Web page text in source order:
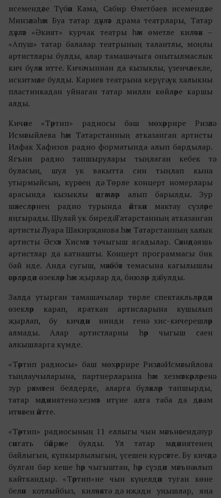
исемендәге Түбән Кама, Сабир Өметбаев исемендәге
Минзәлә һәм Буа татар дәүләт драма театрлары, Татар
дәүләт «Әкият» курчак театры һәм өметле киләчәк –
«Апуш» татар балалар театрының талантлы, моңлы
артистлары булды, алар тамашачыга онытылмаслык
кич бүләк итте. Кичә чыннан да кызыклы, үзенчәлекле,
искитмәле булды. Кариев театрына керүгә үк халыкны
пластинкадан уйнаган татар милли көйләре каршы
алды.
Кичәне «Тәртип» радиосы баш мөхәррире Ризәлә
Исмәгыйлева һәм Татарстанның атказанган артисты
Илфак Хафизов радио форматында алып бардылар.
Ягъни радио тапшырулары тыңлаган кебек тә
буласың, шул ук вакытта син тыңлап кына
утырмыйсың, күрәсең дә. Төрле концерт номерлары
арасында кызыклы әңгәмәләр алып барылды. Зур
шәхесләрнең радио турында әйткән мактау сүзләре
яңгырады. Шулай ук биредә Татарстанның атказанган
артисты Луара Шакирҗанова һәм Татарстанның халык
артисты Әсхәт Хисмәт тә чыгыш ясадылар. Сәхнәдә яшь
артистлар да катнашты. Концерт программасы бик
бай иде. Анда сугыш, мәхәббәт темасына кагылышлы
әсәрләрдән өзекләр һәм җырлар да, биюләр дә булды.
Залда утырган тамашачылар төрле спектакльләрдән
өзекләр карап, яраткан артисларына кушылып
җырлап, бу кичәдән нинди генә хис-кичерешләр
алмады. Алар артистларны һәр чыгыш саен
алкышларга күмде.
«Тәртип радиосы» баш мөхәррире Ризәлә Исмәгыйлова
тыңлаучыларына, партнерларына һәм хезмәткәрләренә
зур рәхмәтен белдерде, аларга бүләкләр тапшырды,
татар мәдәниятенә хезмәт итүне алга таба да дәвам
итәчәген әйтте.
«Тәртип» радиосының 11 еллыгы чын мәгънәсендә зур
сәнгать бәйрәме булды. Ул татар мәдәниятенең
байлыгын, күпкырлылыгын, үсешен күрсәтте. Бу кичәдә
булган бар кеше һәр чыгыштан, һәр сүздән мәгънә алып
кайткандыр. «Тәртип»не чын күңелдән туган көне
белән котлыйбыз, киләчәктә дә иҗади уңышлар, яңа